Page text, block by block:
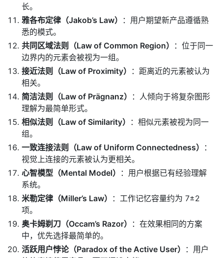
长。
雅各布定律（Jakob’s Law）
：用户期望新产品遵循熟
悉的模式。
共同区域法则（Law of Common Region）
：位于同一
边界内的元素会被视为一组。
接近法则（Law of Proximity）
：距离近的元素被认为
相关。
简洁法则（Law of Prägnanz）
：人倾向于将复杂图形
理解为最简单形式。
相似法则（Law of Similarity）
：相似元素被视为同一
组。
一致连接法则（Law of Uniform Connectedness）
：
视觉上连接的元素被认为更相关。
心智模型（Mental Model）
：用户根据已有经验理解
系统。
米勒定律（Miller’s Law）
：工作记忆容量约为 7±2
项。
奥卡姆剃刀（Occam’s Razor）
：在效果相同的方案
中，优先选择最简单的。
活跃用户悖论（Paradox of the Active User）
：用户